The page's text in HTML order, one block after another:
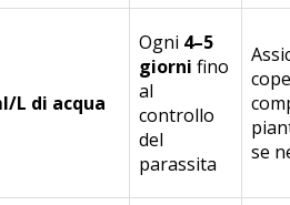
L di acqua
Ogni 4–5
giorni fino
al
controllo
del
parassita
se